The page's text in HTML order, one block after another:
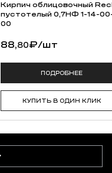
Кирпич облицовочный
пустотелый 0,7НФ 1-14-
00
88,80₽/шт
ПОДРОБНЕЕ
КУПИТЬ В ОДИН КЛИК